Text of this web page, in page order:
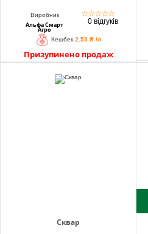
Виробник
Альфа Смарт
Агро
☆☆☆☆☆
0 відгуків
Кешбек 2.53 ₴ /л
Призупинено продаж
Сквар